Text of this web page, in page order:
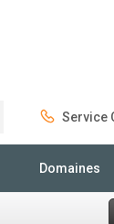
Service
Domaines